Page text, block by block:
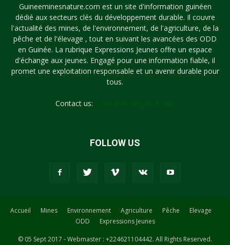
Guineeminesnature.com est un site d'information guinéen
dédié aux secteurs clés du développement durable. Il couvre
l'actualité des mines, de l'environnement, de l'agriculture, de la
pêche et de l'élevage , tout en suivant les avancées des ODD
en Guinée. La rubrique Expressions Jeunes offre un espace
d'échange aux jeunes. Engagé pour une information fiable, il
promet une exploitation responsable et un avenir durable pour
tous.
Contact us:
FOLLOW US
Accueil Mines Environnement Agriculture Pêche
Elevage
ODD
Expressions Jeunes
© 05 Sept 2017 - Webmaster : +224621104442. All Rights Reserved.